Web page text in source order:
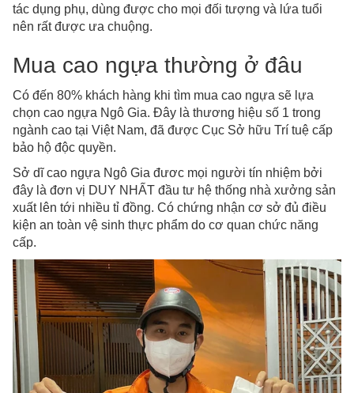
tác dụng phụ, dùng được cho mọi đối tượng và lứa tuổi
nên rất được ưa chuộng.
Mua cao ngựa thường ở đâu
Có đến 80% khách hàng khi tìm mua cao ngựa sẽ lựa
chọn cao ngựa Ngô Gia. Đây là thương hiệu số 1 trong
ngành cao tại Việt Nam, đã được Cục Sở hữu Trí tuệ cấp
bảo hộ độc quyền.
Sở dĩ cao ngựa Ngô Gia đươc mọi người tín nhiệm bởi
đây là đơn vị DUY NHẤT đầu tư hệ thống nhà xưởng sản
xuất lên tới nhiều tỉ đồng. Có chứng nhận cơ sở đủ điều
kiện an toàn vệ sinh thực phẩm do cơ quan chức năng
cấp.